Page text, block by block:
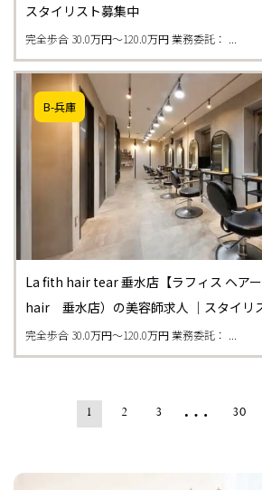
スタイリスト募集中
完全歩合 30.0万円〜120.0万円 業務委託： ...
B-兵庫
La fith hair tear 垂水店【ラフィス ヘア
hair 垂水店）の美容師求人 ｜スタイリ
完全歩合 30.0万円〜120.0万円 業務委託： ...
1 2 3 … 30